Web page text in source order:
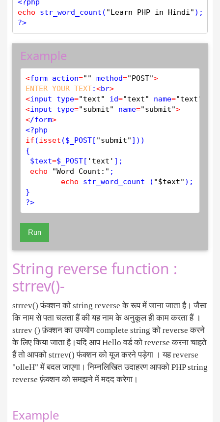
<?php
echo
str_word_count ( "Learn PHP in Hindi" );
?>
Example
<form action="" method="POST">
ENTER YOUR TEXT:<br>
<input type="text" id="text" name="text"
<input type="submit" name="submit">
</form>
<?php
if (isset ($ _POST [ "submit" ]))
{
$text=$ _POST [ 'text' ];
echo
"Word Count:" ;
echo str_word_count ( "$text" );
?>
Run
String reverse function :
strrev()-
strrev() फंक्शन को string reverse के रूप में जाना जाता है। जैसा
कि नाम से पता चलता हैं की यह नाम के अनुकूल ही काम करता हैं ।
strrev () फ़ंक्शन का उपयोग complete string को reverse करने
के लिए किया जाता है।यदि आप Hello वर्ड को reverse करना चाहते
हैं तो आपको strrev() फंक्शन को यूज करने पड़ेगा । यह reverse
"olleH" में बदल जाएगा। निम्नलिखित उदाहरण आपको PHP string
reverse फ़ंक्शन को समझने में मदद करेगा।
Example